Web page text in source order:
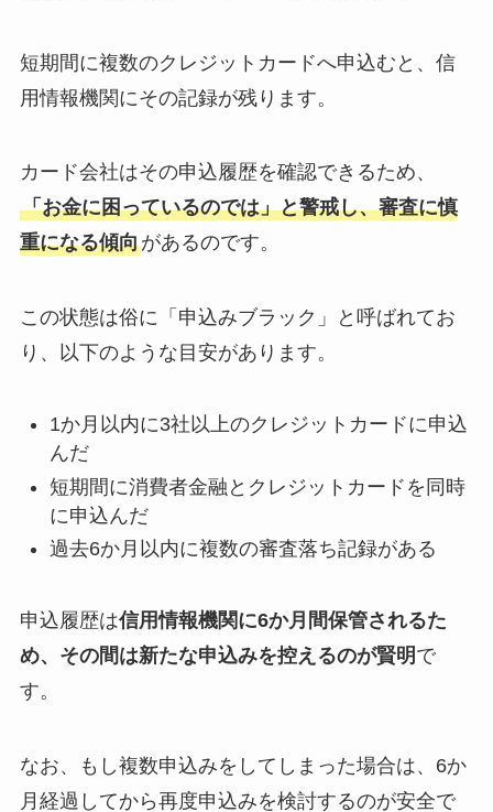
短期間に複数のクレジットカードへ申込むと、信
用情報機関にその記録が残ります。
カード会社はその申込履歴を確認できるため、
「お金に困っているのでは」と警戒し、審査に慎
重になる傾向があるのです。
この状態は俗に「申込みブラック」と呼ばれてお
り、以下のような目安があります。
1か月以内に3社以上のクレジットカードに申込
んだ
短期間に消費者金融とクレジットカードを同時
に申込んだ
過去6か月以内に複数の審査落ち記録がある
申込履歴は信用情報機関に6か月間保管されるた
め、その間は新たな申込みを控えるのが賢明 で
す。
なお、もし複数申込みをしてしまった場合は、6か
月経過してから再度申込みを検討するのが安全で